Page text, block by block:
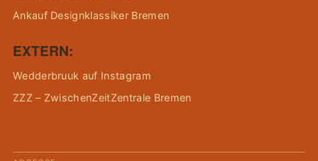
Ankauf Designklassiker Bremen
EXTERN:
Wedderbruuk auf Instagram
ZZZ – ZwischenZeitZentrale Bremen